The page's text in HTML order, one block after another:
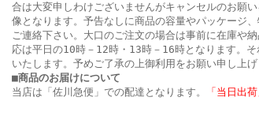
合は大変申しわけございませんがキャンセルのお願
像となります。予告なしに商品の容量やパッケージ
ご連絡下さい。大口のご注文の場合は事前に在庫や
応は平日の10時－12時・13時－16時となります。
いたします。予めご了承の上御利用をお願い申し上げ
■商品のお届けについて
当店は「佐川急便」での配達となります。
「当日出